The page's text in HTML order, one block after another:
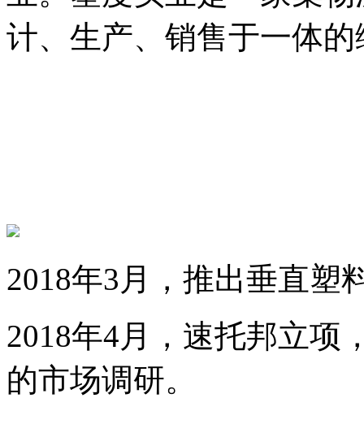
计、生产、销售于一体
2018年3月，推出垂直塑
2018年4月，速托邦立项
的市场调研。